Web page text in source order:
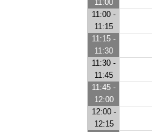
11:00
11:00 -
11:15
11:15 -
11:30
11:30 -
11:45
11:45 -
12:00
12:00 -
12:15